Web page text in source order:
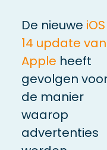
De nieuwe iOS
14 update van
Apple heeft
gevolgen
de manier
waarop
advertenties